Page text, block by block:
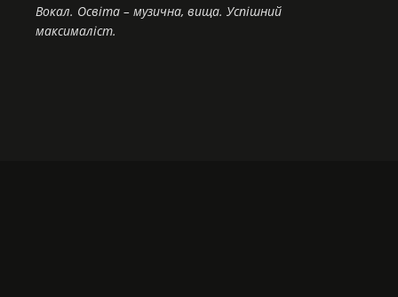
Вокал. Освіта – музична, вища. Успішний
максималіст.